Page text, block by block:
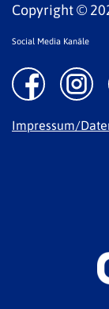
Copyright ©
Social Media Kanäle
Impressum/